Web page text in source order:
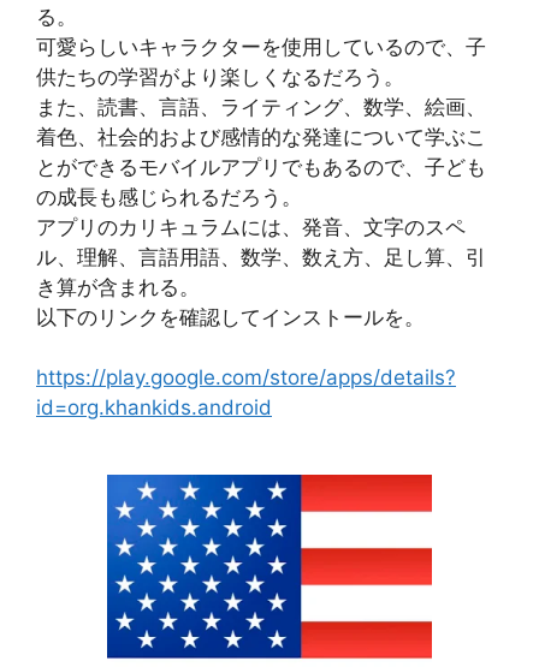
る。
可愛らしいキャラクターを使用しているので、子
供たちの学習がより楽しくなるだろう。
また、読書、言語、ライティング、数学、絵画、
着色、社会的および感情的な発達について学ぶこ
とができるモバイルアプリでもあるので、子ども
の成長も感じられるだろう。
アプリのカリキュラムには、発音、文字のスペ
ル、理解、言語用語、数学、数え方、足し算、引
き算が含まれる。
以下のリンクを確認してインストールを。
https://play.google.com/store/apps/details?
id=org.khankids.android